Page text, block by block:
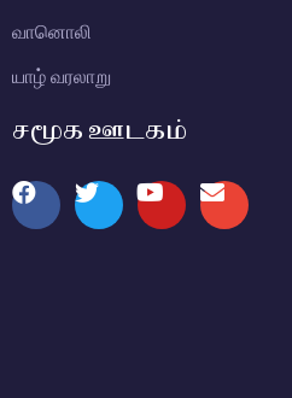
வானொலி
யாழ் வரலாறு
சமூக ஊடகம்